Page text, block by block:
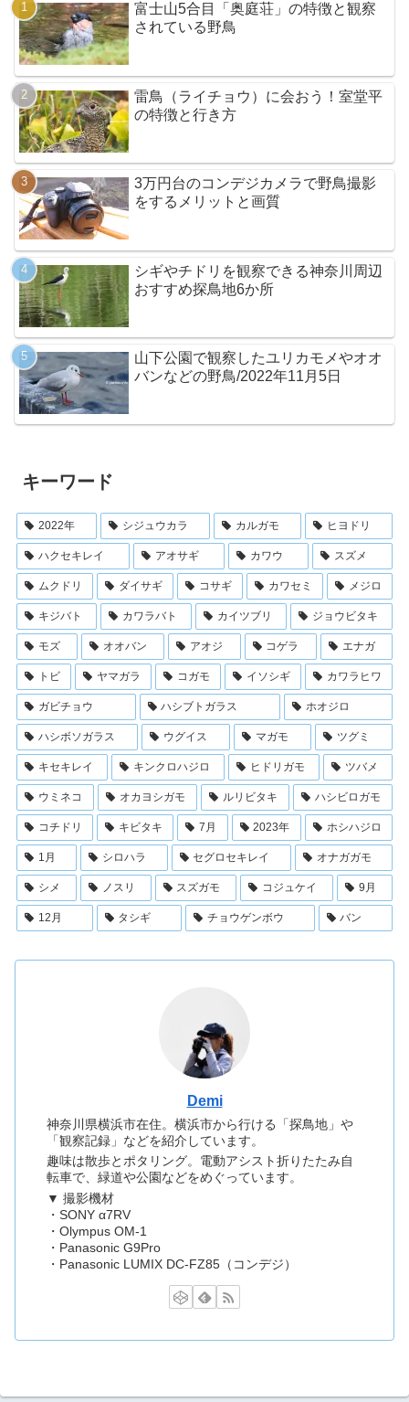
富士山5合目「奥庭荘」の特徴と観察
されている野鳥
雷鳥（ライチョウ）に会おう！室堂平
の特徴と行き方
3万円台のコンデジカメラで野鳥撮影
をするメリットと画質
シギやチドリを観察できる神奈川周辺
おすすめ探鳥地6か所
山下公園で観察したユリカモメやオオ
バンなどの野鳥/2022年11月5日
キーワード
2022年 シジュウカラ カルガモ ヒヨドリ
ハクセキレイ アオサギ カワウ スズメ
ムクドリ ダイサギ コサギ カワセミ メジロ
キジバト カワラバト カイツブリ ジョウビタキ
モズ オオバン アオジ コゲラ エナガ
トビ ヤマガラ コガモ イソシギ カワラヒワ
ガビチョウ ハシブトガラス ホオジロ
ハシボソガラス ウグイス マガモ ツグミ
キセキレイ キンクロハジロ ヒドリガモ ツバメ
ウミネコ オカヨシガモ ルリビタキ ハシビロガモ
コチドリ キビタキ 7月 2023年 ホシハジロ
1月 シロハラ セグロセキレイ オナガガモ
シメ ノスリ スズガモ コジュケイ 9月
12月 タシギ チョウゲンボウ バン
Demi
神奈川県横浜市在住。横浜市から行ける「探鳥地」や
「観察記録」などを紹介しています。
趣味は散歩とポタリング。電動アシスト折りたたみ自
転車で、緑道や公園などをめぐっています。
▼ 撮影機材
・SONY α7RV
・Olympus OM-1
・Panasonic G9Pro
・Panasonic LUMIX DC-FZ85（コンデジ）